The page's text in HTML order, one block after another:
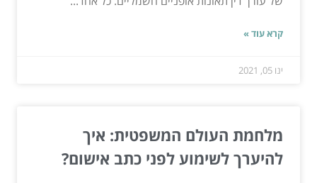
קרא עוד »
ינו 05, 2021
מלחמת העולם המשפטית: איך
להיערך לשימוע לפני כתב אישום?